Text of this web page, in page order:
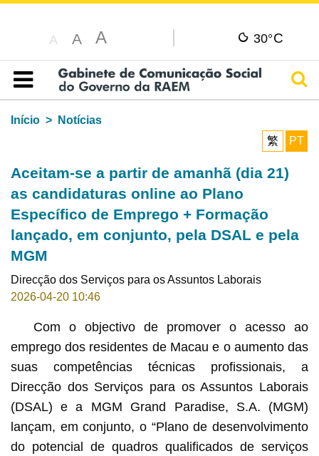
A A A 30°C
Índice
Início
Notícias
繁
PT
Aceitam-se a partir de amanhã (dia 21)
as candidaturas online ao Plano
Específico de Emprego + Formação
lançado, em conjunto, pela DSAL e pela
MGM
Direcção dos Serviços para os Assuntos Laborais
2026-04-20 10:46
Com o objectivo de promover o acesso ao
emprego dos residentes de Macau e o aumento das
suas competências técnicas profissionais, a
Direcção dos Serviços para os Assuntos Laborais
(DSAL) e a MGM Grand Paradise, S.A. (MGM)
lançam, em conjunto, o “Plano de desenvolvimento
do potencial de quadros qualificados de serviços